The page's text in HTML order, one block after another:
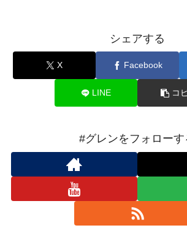
シェアする
X Facebook
LINE コ
#グレンをフォローす